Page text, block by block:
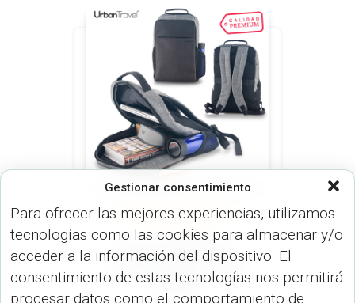
Gestionar consentimiento
Para ofrecer las mejores experiencias, utilizamos
tecnologías como las cookies para almacenar y/o
acceder a la información del dispositivo. El
consentimiento de estas tecnologías nos permitirá
procesar datos como el comportamiento de
MORRALES (MALETINES Y
MORRALES)
Morral Backpack
Legacy Urban Travel